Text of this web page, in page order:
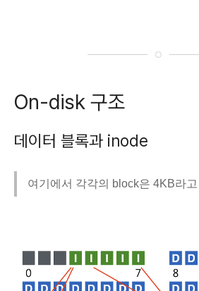
On-disk 구조
데이터 블록과 inode
여기에서 각각의 block은 4KB라